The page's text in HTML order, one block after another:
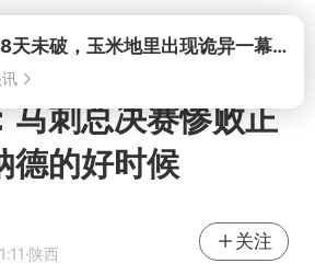
打开西平命案8天未破，玉米地里出现诡异一幕，我突然想起了欧金中
马刺总决赛惨败正
德的好时候
·陕西
关注